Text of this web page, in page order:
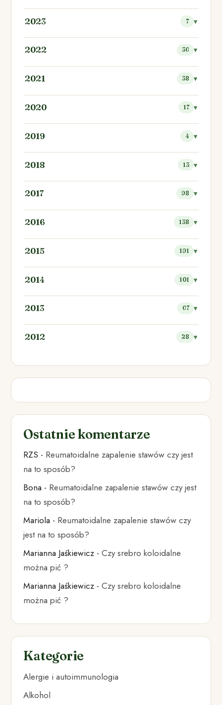
2023 7
2022 36
2021 38
2020 17
2019 4
2018 13
2017 98
2016 138
2015 191
2014 101
2013 67
2012 28
Ostatnie komentarze
RZS - Reumatoidalne zapalenie stawów czy jest
na to sposób?
Bona - Reumatoidalne zapalenie stawów czy jest
na to sposób?
Mariola - Reumatoidalne zapalenie stawów czy
jest na to sposób?
Marianna Jaśkiewicz -Czy srebro koloidalne
można pić ?
Marianna Jaśkiewicz -Czy srebro koloidalne
można pić ?
Kategorie
Alergie i autoimmunologia
Alkohol